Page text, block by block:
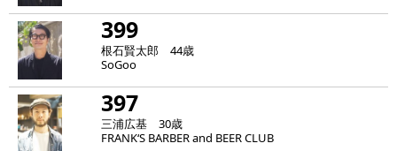
399
根石賢太郎 44歳
SoGoo
397
三浦広基 30歳
FRANK‘S BARBER and BEER CLUB